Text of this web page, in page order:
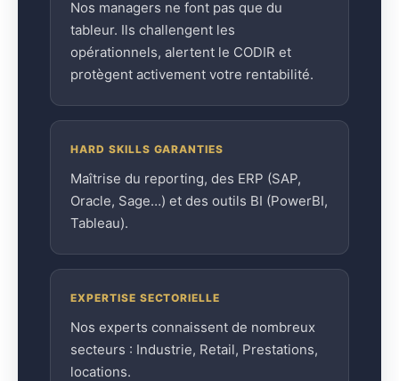
Nos managers ne font pas que du
tableur. Ils challengent les
opérationnels, alertent le CODIR et
protègent activement votre rentabilité.
HARD SKILLS GARANTIES
Maîtrise du reporting, des ERP (SAP,
Oracle, Sage…) et des outils BI (PowerBI,
Tableau).
EXPERTISE SECTORIELLE
Nos experts connaissent de nombreux
secteurs : Industrie, Retail, Prestations,
locations.